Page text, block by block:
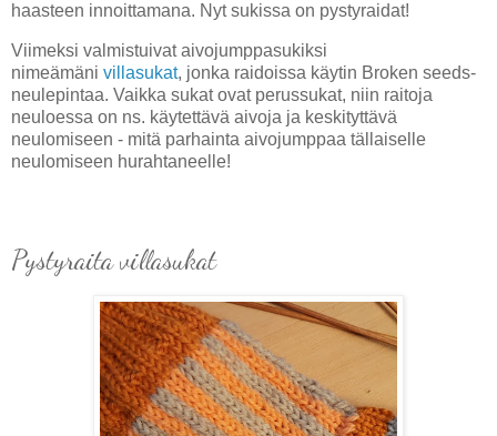
haasteen innoittamana. Nyt sukissa on pystyraidat!
Viimeksi valmistuivat aivojumppasukiksi
nimeämäni villasukat, jonka raidoissa käytin Broken seeds-
neulepintaa. Vaikka sukat ovat perussukat, niin raitoja
neuloessa on ns. käytettävä aivoja ja keskityttävä
neulomiseen - mitä parhainta aivojumppaa tällaiselle
neulomiseen hurahtaneelle!
Pystyraita villasukat